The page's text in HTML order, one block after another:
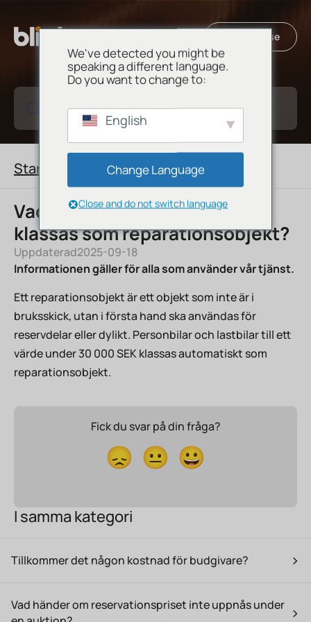
EN
Till Blinto.se
Sök bland våra hjälpartiklar
Start Lägga bud
Vad innebär det att ett objekt
klassas som reparationsobjekt?
Uppdaterad2025-09-18
Informationen gäller för alla som använder vår tjänst.
Ett reparationsobjekt är ett objekt som inte är i
bruksskick, utan i första hand ska användas för
reservdelar eller dylikt. Personbilar och lastbilar till ett
värde under 30 000 SEK klassas automatiskt som
reparationsobjekt.
Fick du svar på din fråga?
😞 😐 😀
I samma kategori
Tillkommer det någon kostnad för budgivare?
Vad händer om reservationspriset inte uppnås under
We've detected you might be
speaking a different language.
Do you want to change to:
English
Change Language
Close and do not switch language